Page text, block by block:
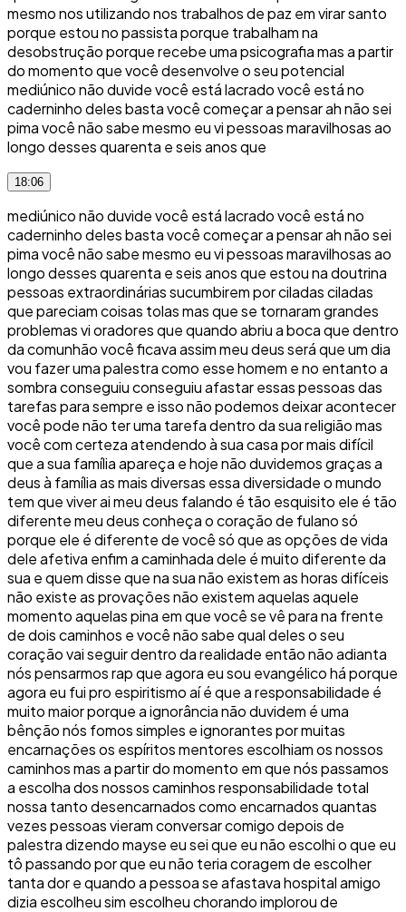
mesmo nos utilizando nos trabalhos de paz em virar santo
porque estou no passista porque trabalham na
desobstrução porque recebe uma psicografia mas a partir
do momento que você desenvolve o seu potencial
mediúnico não duvide você está lacrado você está no
caderninho deles basta você começar a pensar ah não sei
pima você não sabe mesmo eu vi pessoas maravilhosas ao
longo desses quarenta e seis anos que
18:06
mediúnico não duvide você está lacrado você está no
caderninho deles basta você começar a pensar ah não sei
pima você não sabe mesmo eu vi pessoas maravilhosas ao
longo desses quarenta e seis anos que estou na doutrina
pessoas extraordinárias sucumbirem por ciladas ciladas
que pareciam coisas tolas mas que se tornaram grandes
problemas vi oradores que quando abriu a boca que dentro
da comunhão você ficava assim meu deus será que um dia
vou fazer uma palestra como esse homem e no entanto a
sombra conseguiu conseguiu afastar essas pessoas das
tarefas para sempre e isso não podemos deixar acontecer
você pode não ter uma tarefa dentro da sua religião mas
você com certeza atendendo à sua casa por mais difícil
que a sua família apareça e hoje não duvidemos graças a
deus à família as mais diversas essa diversidade o mundo
tem que viver ai meu deus falando é tão esquisito ele é tão
diferente meu deus conheça o coração de fulano só
porque ele é diferente de você só que as opções de vida
dele afetiva enfim a caminhada dele é muito diferente da
sua e quem disse que na sua não existem as horas difíceis
não existe as provações não existem aquelas aquele
momento aquelas pina em que você se vê para na frente
de dois caminhos e você não sabe qual deles o seu
coração vai seguir dentro da realidade então não adianta
nós pensarmos rap que agora eu sou evangélico há porque
agora eu fui pro espiritismo aí é que a responsabilidade é
muito maior porque a ignorância não duvidem é uma
bênção nós fomos simples e ignorantes por muitas
encarnações os espíritos mentores escolhiam os nossos
caminhos mas a partir do momento em que nós passamos
a escolha dos nossos caminhos responsabilidade total
nossa tanto desencarnados como encarnados quantas
vezes pessoas vieram conversar comigo depois de
palestra dizendo mayse eu sei que eu não escolhi o que eu
tô passando por que eu não teria coragem de escolher
tanta dor e quando a pessoa se afastava hospital amigo
dizia escolheu sim escolheu chorando implorou de